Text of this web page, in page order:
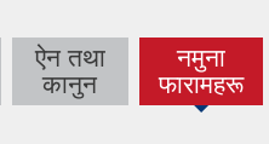
ऐन तथा
कानुन
नमुना
फारामहरू
(active
tab)